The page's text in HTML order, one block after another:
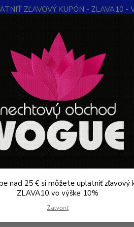
ZĽAVOVÝ KUPÓN - ZLAVA10
Hľadať
Kadernícke potreby Oprašovák na vlasy
vlasy
kadernícka a barberská
jemným štetinám poskytuje
používa na odstránenie
zabezpečuje čistý a upravený
nad 25 € si môžete uplatniť zľavový
ZLAVA10 vo výške 10%
Zatvoriť